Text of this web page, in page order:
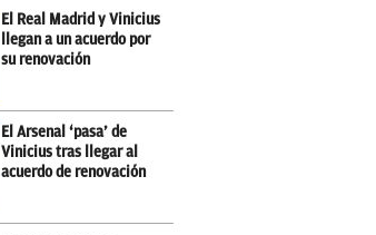
El Real Madrid y Vinicius
llegan a un acuerdo por
su renovación
El Arsenal ‘pasa’ de
Vinicius tras llegar al
acuerdo de renovación